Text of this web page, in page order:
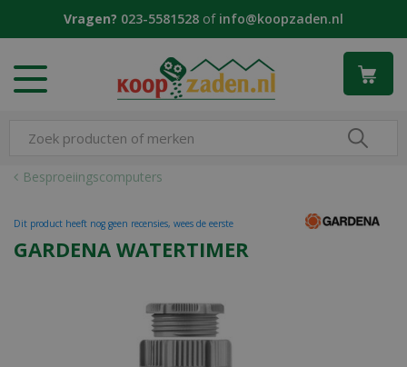
Besproeiingscomputers
Vragen? 023-5581528 of info@koopzaden.nl
GARDENA WATERTIMER
Dit product heeft nog geen recensies, wees de eerste